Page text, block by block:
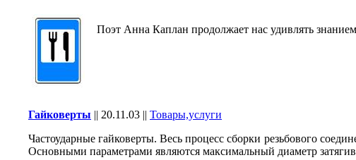
Поэт Анна Каплан продолжает нас удивлять
Гайковерты || 20.11.03 || Товары,услуги
Частоударные гайковерты. Весь процесс сборки резьбового
Основными параметрами являются максимальный диаметр